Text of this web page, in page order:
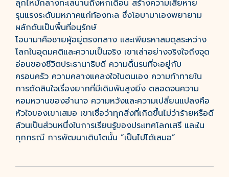
ลุกไหม้กลางทะเลนานถึงหกเดือน สร้างความเสียหาย
รุนแรงระดับมหภาคแก่ท้องทะล ซึ่งโอบามาเองพยายาม
ผลักดันเป็นพื้นที่อนุรักษ์
โอบามาคือชายผู้อยู่ตรงกลาง และเพียรหาสมดุลระหว่าง
โลกในอุดมคติและความเป็นจริง เขาเล่าอย่างจริงใจถึงจุด
อ่อนของชีวิตประธานาธิบดี ความดิ้นรนที่จะอยู่กับ
ครอบครัว ความคลางแคลงใจในตนเอง ความท้าทายใน
การตัดสินใจเรื่องยากที่มีเดิมพันสูงยิ่ง ตลอดจนความ
หอมหวานของอำนาจ ความหวังและความเปลี่ยนแปลงคือ
หัวใจของเขาเสมอ เขาเชื่อว่าทุกสิ่งที่เกิดขึ้นไม่ว่าร้ายหรือดี
ล้วนเป็นส่วนหนึ่งในการเรียนรู้ของประเทศโลกเสรี และใน
ทุกกรณี การพัฒนาเติบโตนั้น “เป็นไปได้เสมอ”